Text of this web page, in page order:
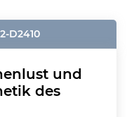
D2410
und
des